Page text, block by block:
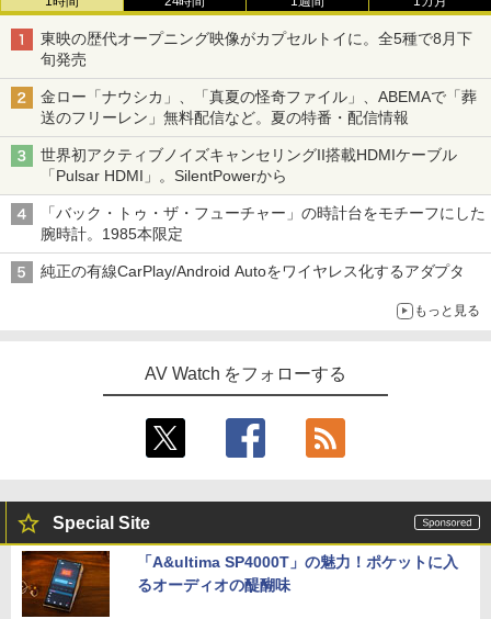
東映の歴代オープニング映像がカプセルトイに。全5種で8月下
旬発売
金ロー「ナウシカ」、「真夏の怪奇ファイル」、ABEMAで「葬
送のフリーレン」無料配信など。夏の特番・配信情報
世界初アクティブノイズキャンセリングII搭載HDMIケーブル
「Pulsar HDMI」。SilentPowerから
「バック・トゥ・ザ・フューチャー」の時計台をモチーフにした
腕時計。1985本限定
純正の有線CarPlay/Android Autoをワイヤレス化するアダプタ
もっと見る
AV Watch をフォローする
Special Site
「A&ultima SP4000T」の魅力！ポケットに入
るオーディオの醍醐味